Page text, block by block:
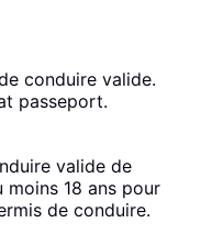
conduire valide.
passeport.
valide de
moins 18 ans pour
de conduire.